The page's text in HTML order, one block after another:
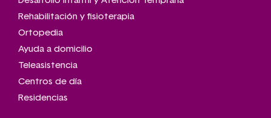
Rehabilitación y fisioterapia
Ortopedia
Ayuda a domicilio
Teleasistencia
Centros de día
Residencias